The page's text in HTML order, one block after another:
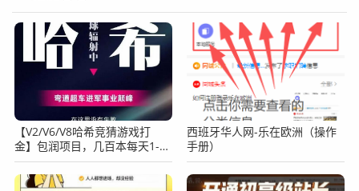
【V2/V6/V8哈希竞猜游戏打
金】包润项目，几百本每天1-5
倍，24小时自动挂机！
西班牙华人网-乐在欧洲（操作
手册）